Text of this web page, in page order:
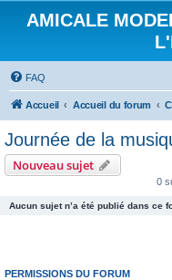
AMICALE
FAQ
Accueil Accueil du forum
Journée de la
Nouveau sujet
0
Aucun sujet n’a été publié dans ce
PERMISSIONS DU FORUM